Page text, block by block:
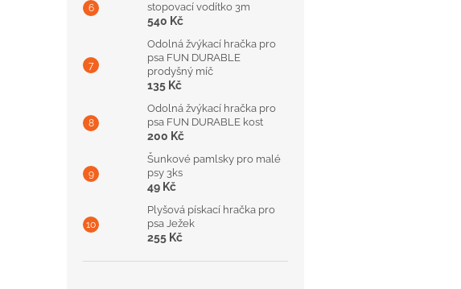
stopovací vodítko 3m
540 Kč
Odolná žvýkací hračka pro
psa FUN DURABLE
prodyšný míč
135 Kč
Odolná žvýkací hračka pro
psa FUN DURABLE kost
200 Kč
Šunkové pamlsky pro malé
psy 3ks
49 Kč
Plyšová pískací hračka pro
psa Ježek
255 Kč